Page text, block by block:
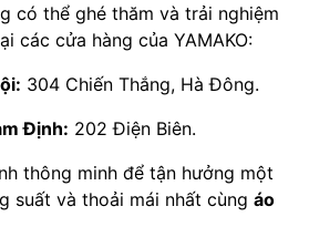
có thể ghé thăm và trải nghiệm
các cửa hàng của YAMAKO:
304 Chiến Thắng, Hà Đông.
Định: 202 Điện Biên.
thông minh để tận hưởng một
suất và thoải mái nhất cùng áo